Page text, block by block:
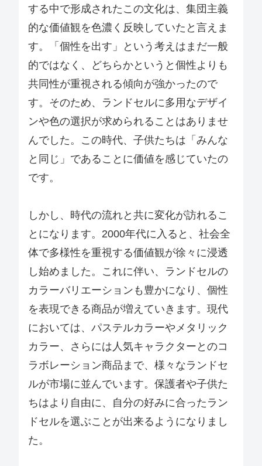
する中で形成されたこの文化は、集団主義
的な価値観を色濃く反映していたと言えま
す。「個性を出す」という考えはまだ一般
的ではなく、どちらかというと個性よりも
共同性が重視される傾向が強かったので
す。そのため、ランドセルに多用なデザイ
ンや色の選択が求められることはありませ
んでした。この時代、子供たちは「みんな
と同じ」であることに価値を感じていたの
です。
しかし、時代の流れと共に変化が訪れるこ
とになります。2000年代に入ると、社会全
体で多様性を重視する価値観が徐々に浸透
し始めました。これに伴い、ランドセルの
カラーバリエーションも豊かになり、個性
を表現できる商品が増えていきます。現代
においては、パステルカラーやメタリック
カラー、さらには人気キャラクターとのコ
ラボレーション商品まで、様々なランドセ
ルが市場に並んでいます。保護者や子供た
ちはより自由に、自分の好みに合ったラン
ドセルを選ぶことが出来るようになりまし
た。